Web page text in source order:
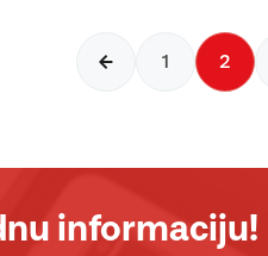
1 2
informaciju!